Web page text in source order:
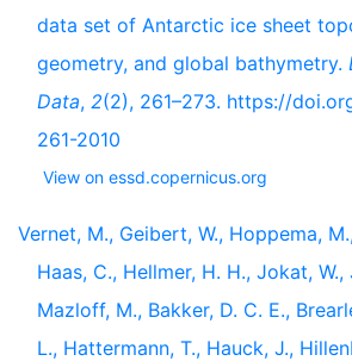
data set of Antarctic ice sheet
geometry, and global bathymetry.
Data, 2(2), 261–273. https://
261-2010
View on essd.copernicus.org
Vernet, M., Geibert, W., Hoppema,
Haas, C., Hellmer, H. H., Jokat, W.,
Mazloff, M., Bakker, D. C. E.,
L., Hattermann, T., Hauck, J.,